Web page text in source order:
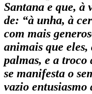
Santana e que, à
de: “à unha, à
com mais
animais que eles,
palmas, e a troco
se manifesta o
vazio entusiasmo